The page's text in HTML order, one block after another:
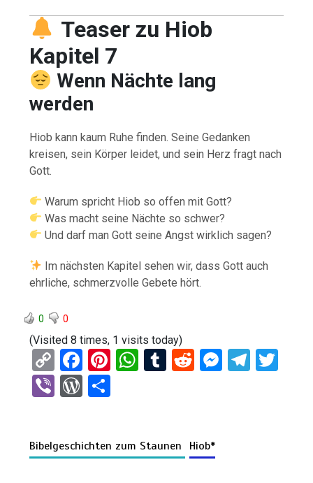
Teaser zu Hiob
Kapitel 7
Wenn Nächte lang
werden
Hiob kann kaum Ruhe finden. Seine Gedanken
kreisen, sein Körper leidet, und sein Herz fragt nach
Gott.
Warum spricht Hiob so offen mit Gott?
Was macht seine Nächte so schwer?
Und darf man Gott seine Angst wirklich sagen?
Im nächsten Kapitel sehen wir, dass Gott auch
ehrliche, schmerzvolle Gebete hört.
0 0
(Visited 8 times, 1 visits today)
C
o
py
n
F
a
ce
o
Pi
t
W
A
T
r
R
t
M T
Vi W
Pr n
Bibelgeschichten zum Staunen Hiob*